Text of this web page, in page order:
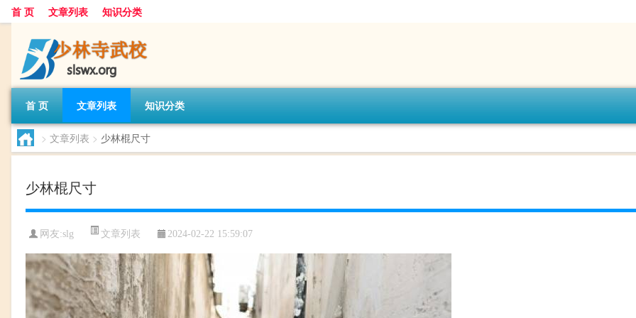
首 页 文章列表 知识分类
首 页 文章列表 知识分类
> 文章列表 > 少林棍尺寸
少林棍尺寸
网友:slg 文章列表 2024-02-22 15:59:07